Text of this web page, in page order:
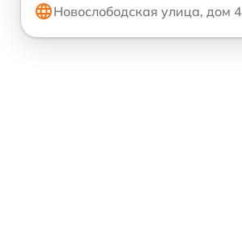
Новослободская улица, дом 4